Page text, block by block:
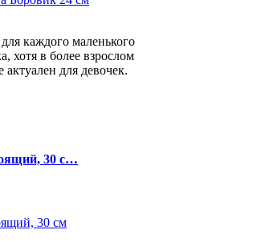
каждого маленького
хотя в более взрослом
актуален для девочек.
30 с…